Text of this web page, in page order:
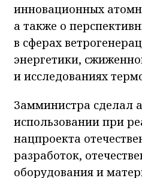
инновационных
а также о
в сферах
энергетики,
и исследованиях
Замминистра сделал
использовании при
нацпроекта
разработок,
оборудования и